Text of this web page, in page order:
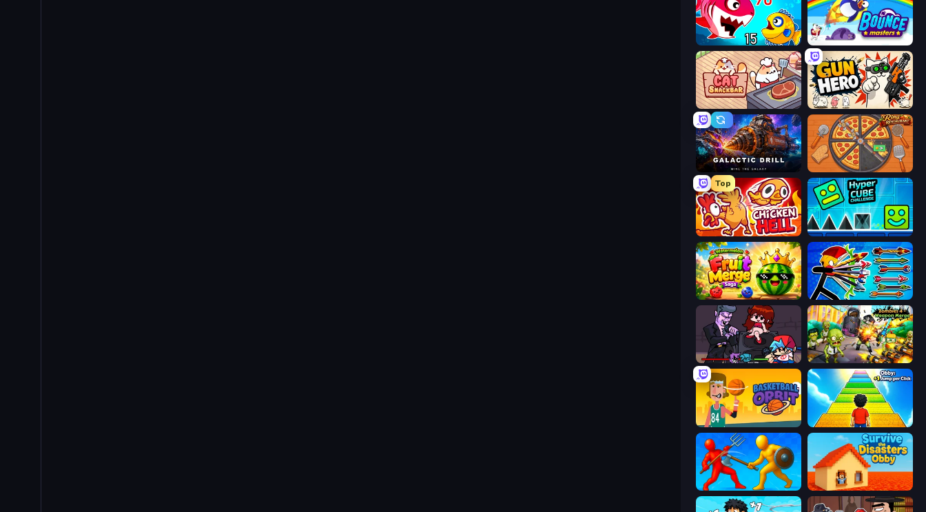
Fish Eat Getting Big Bouncemasters
Cat Snack Bar Gun Hero: Cat Survival
Galactic Drill Ring Restaurant
Top
Chicken Hell Hyper Cube Challenge
Watermelon Fruit Merge Saga Archer Ragdoll Masters
Friday Night Funkin' Zombies 4 Weapon Merge
Basketball Orbit Obby: +1 Jump per Click
Epic Sword Battle! Fight in Arena Survive the Disasters: Obby